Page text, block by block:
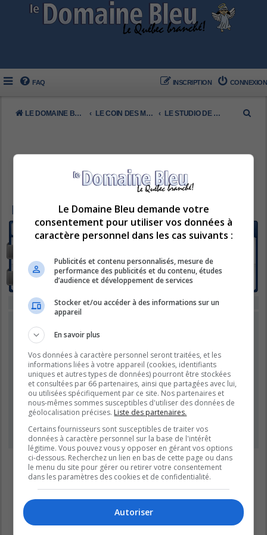
FAQ CONNEXION
INSCRIPTION
LE DOMAINE BLEU LE COIN DES MEMBRES LE STUDIO DE PHOTOS
h
h
e
LE STUDIO DE PHOTOS
LES RALLYES
Sujets :53
Vous ne pouvez pas voir ou consulter les sujets de ce forum.
Nom d’utilisateur :
Mot de passe :
Se souvenir de moi
Masquer ma présence lors de cette session
Aller
Le Domaine Bleu demande votre
consentement pour utiliser vos données à
caractère personnel dans les cas suivants :
Publicités et contenu personnalisés, mesure de
performance des publicités et du contenu, études
d’audience et développement de services
Stocker et/ou accéder à des informations sur un
appareil
En savoir plus
Vos données à caractère personnel seront traitées, et les
informations liées à votre appareil (cookies, identifiants
uniques et autres types de données) pourront être stockées
et consultées par 66 partenaires, ainsi que partagées avec lui,
ou utilisées spécifiquement par ce site. Nos partenaires et
nous-mêmes sommes susceptibles d'utiliser des données de
géolocalisation précises. Liste des partenaires.
Certains fournisseurs sont susceptibles de traiter vos
données à caractère personnel sur la base de l'intérêt
légitime. Vous pouvez vous y opposer en gérant vos options
ci-dessous. Recherchez un lien en bas de cette page ou dans
le menu du site pour gérer ou retirer votre consentement
dans les paramètres des cookies et de confidentialité.
Autoriser